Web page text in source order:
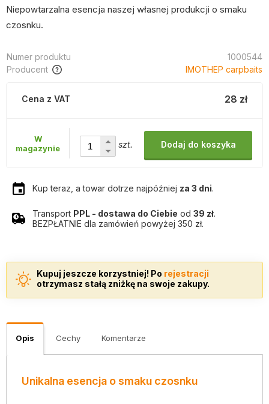
Niepowtarzalna esencja naszej własnej produkcji o smaku
czosnku.
Numer produktu
1000544
Producent
IMOTHEP carpbaits
28 zł
Cena z VAT
W
magazynie
szt. Dodaj do koszyka
Kup teraz, a towar dotrze najpóźniej za 3 dni.
Transport PPL - dostawa do Ciebie od 39 zł.
BEZPŁATNIE dla zamówień powyżej 350 zł.
Kupuj jeszcze korzystniej! Po rejestracji
otrzymasz stałą zniżkę na swoje zakupy.
Opis Cechy Komentarze
Unikalna esencja o smaku czosnku